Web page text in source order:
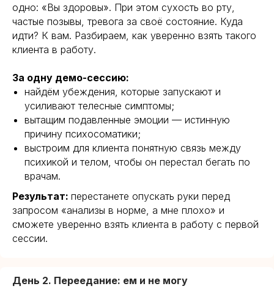
одно: «Вы здоровы». При этом сухость во рту,
частые позывы, тревога за своё состояние. Куда
идти? К вам. Разбираем, как уверенно взять такого
клиента в работу.
За одну демо-сессию:
найдём убеждения, которые запускают и
усиливают телесные симптомы;
вытащим подавленные эмоции — истинную
причину психосоматики;
выстроим для клиента понятную связь между
психикой и телом, чтобы он перестал бегать по
врачам.
Результат: перестанете опускать руки перед
запросом «анализы в норме, а мне плохо» и
сможете уверенно взять клиента в работу с первой
сессии.
День 2. Переедание: ем и не могу